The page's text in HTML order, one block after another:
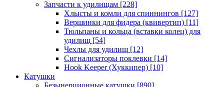
Запчасти к удилищам [228]
Хлысты и комли для спиннингов [127]
Вершинки для фидера (квивертип) [11]
Тюльпаны и кольца (вставки колец) для
удилищ [54]
Чехлы для удилищ [12]
Сигнализаторы поклевки [14]
Hook Keeper (Хуккипер) [10]
Катушки